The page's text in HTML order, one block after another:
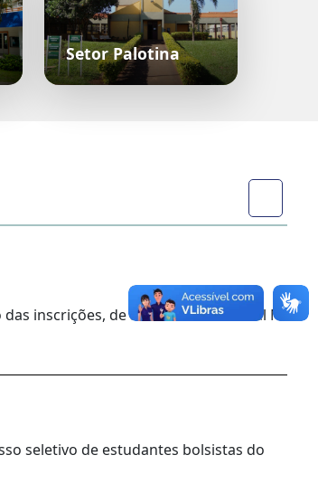
Setor Palotina
inscrições, de acordo com o Edital Nº
seletivo de estudantes bolsistas do